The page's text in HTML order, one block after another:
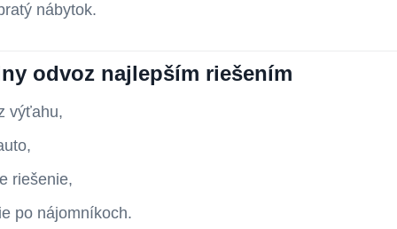
nábytok.
odvoz najlepším riešením
výťahu,
riešenie,
po nájomníkoch.